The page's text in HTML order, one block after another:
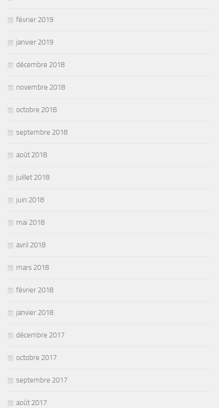
février 2019
janvier 2019
décembre 2018
novembre 2018
octobre 2018
septembre 2018
août 2018
juillet 2018
juin 2018
mai 2018
avril 2018
mars 2018
février 2018
janvier 2018
décembre 2017
octobre 2017
septembre 2017
août 2017